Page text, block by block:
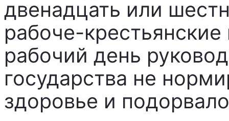
двенадцать или
рабоче-
рабочий день
государства не
здоровье и